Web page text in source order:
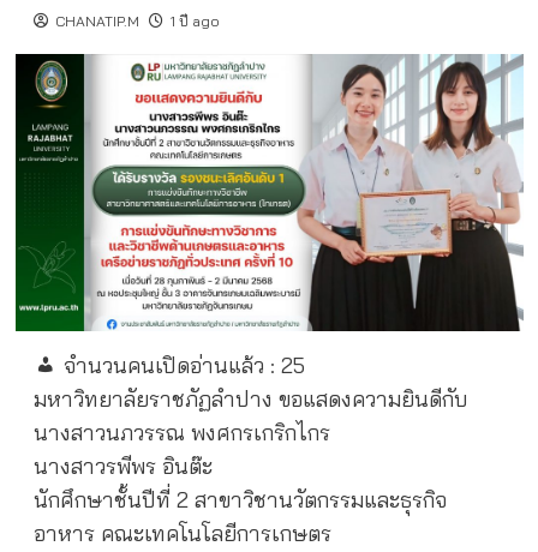
CHANATIP.M 1 ปี ago
จำนวนคนเปิดอ่านแล้ว : 25
มหาวิทยาลัยราชภัฏลำปาง ขอแสดงความยินดีกับ
นางสาวนภวรรณ พงศกรเกริกไกร
นางสาวรพีพร อินต๊ะ
นักศึกษาชั้นปีที่ 2 สาขาวิชานวัตกรรมและธุรกิจ
อาหาร คณะเทคโนโลยีการเกษตร